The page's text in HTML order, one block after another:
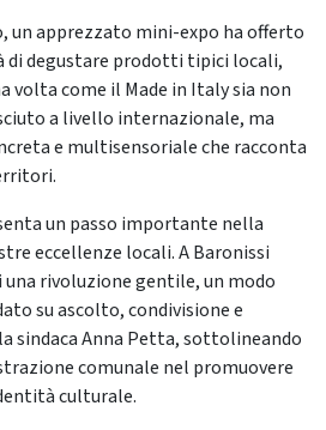
un apprezzato mini-expo ha offerto
di degustare prodotti tipici locali,
volta come il Made in Italy sia non
a livello internazionale, ma
e multisensoriale che racconta
un passo importante nella
eccellenze locali. A Baronissi
rivoluzione gentile, un modo
su ascolto, condivisione e
sindaca Anna Petta, sottolineando
comunale nel promuovere
culturale.